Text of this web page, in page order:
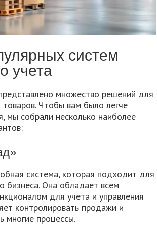
систем
учета
множество решений для
товаров. Чтобы вам было легче
мы собрали несколько наиболее
система, которая подходит для
бизнеса. Она обладает всем
для учета и управления
контролировать продажи и
многие процессы.